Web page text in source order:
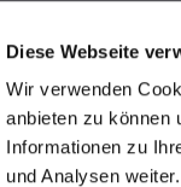
Diese Webseite
Wir verwenden
anbieten zu können
Informationen zu
und Analysen